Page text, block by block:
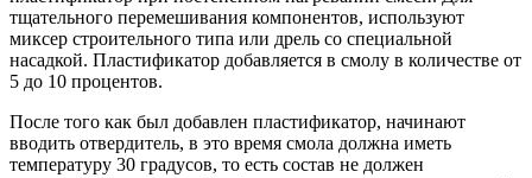
тщательного перемешивания компонентов, используют
миксер строительного типа или дрель со специальной
насадкой. Пластификатор добавляется в смолу в количестве от
5 до 10 процентов.
После того как был добавлен пластификатор, начинают
вводить отвердитель, в это время смола должна иметь
температуру 30 градусов, то есть состав не должен